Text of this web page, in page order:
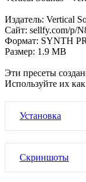
Издатель: Vertical
Сайт: sellfy.com/p/
Формат: SYNTH
Размер: 1.9 MB
Эти пресеты
Используйте их
Установка
Скриншоты